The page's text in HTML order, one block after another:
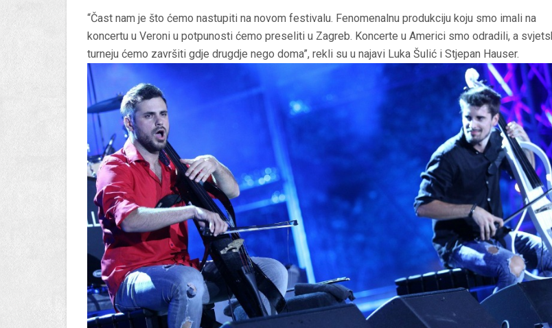
“Čast nam je što ćemo nastupiti na novom festivalu. Fenomenalnu produkciju koju smo imali na
koncertu u Veroni u potpunosti ćemo preseliti u Zagreb. Koncerte u Americi smo odradili, a
turneju ćemo završiti gdje drugdje nego doma”, rekli su u najavi Luka Šulić i Stjepan Hauser.